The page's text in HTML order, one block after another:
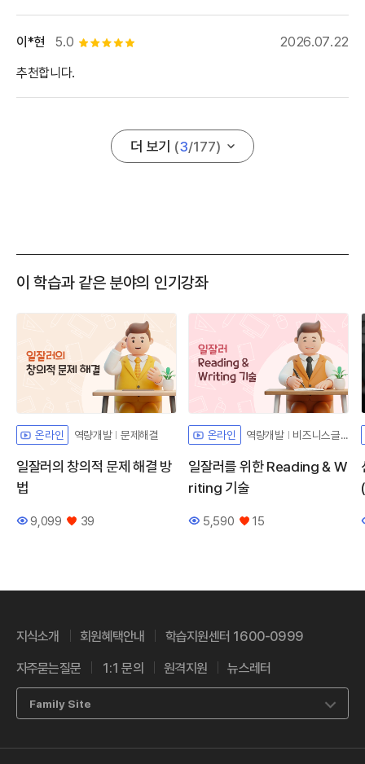
5.0 별점 5개
이*현
2026.07.22
추천합니다.
더 보기 (3/177)
이 학습과 같은 분야의 인기강좌
온라인 역량개발 문제해결
일잘러의 창의적 문제 해결 방
법
조회수
9,099
좋아요
39
온라인 역량개발 비즈니스글쓰기
일잘러를 위한 Reading & W
riting 기술
조회수
5,590
좋아요
15
지식소개 회원혜택안내 학습지원센터 1600-0999
자주묻는질문 1:1 문의 원격지원 뉴스레터
Family Site